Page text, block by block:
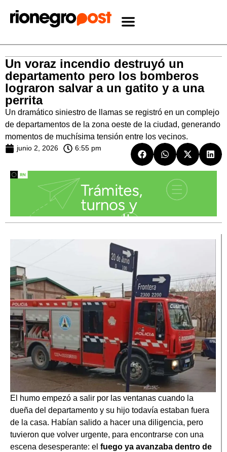
Un voraz incendio destruyó un
departamento pero los bomberos
lograron salvar a un gatito y a una
perrita
Un dramático siniestro de llamas se registró en un complejo
de departamentos de la zona oeste de la ciudad, generando
momentos de muchísima tensión entre los vecinos.
junio 2, 2026 6:55 pm
El humo empezó a salir por las ventanas cuando la
dueña del departamento y su hijo todavía estaban fuera
de la casa. Habían salido a hacer una diligencia, pero
tuvieron que volver urgente, para encontrarse con una
escena desesperante: el fuego ya avanzaba dentro de